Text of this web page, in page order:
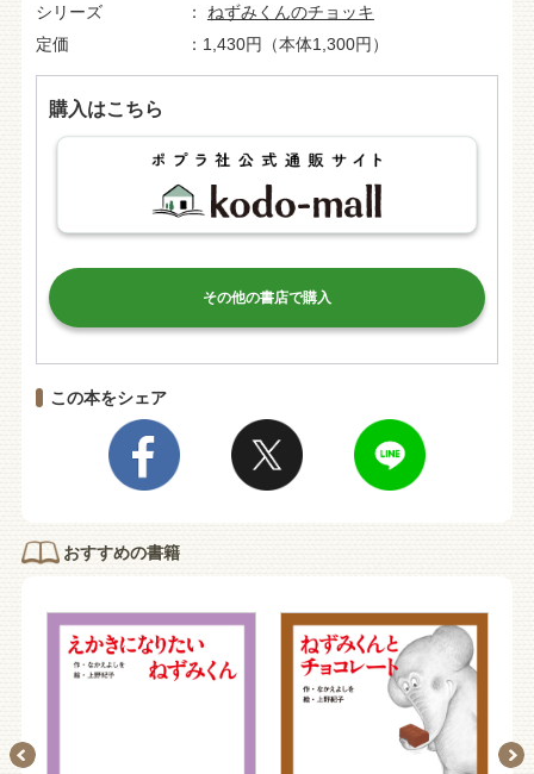
シリーズ
ねずみくんのチョッキ
定価
1,430円（本体1,300円）
購入はこちら
その他の書店で購入
この本をシェア
おすすめの書籍